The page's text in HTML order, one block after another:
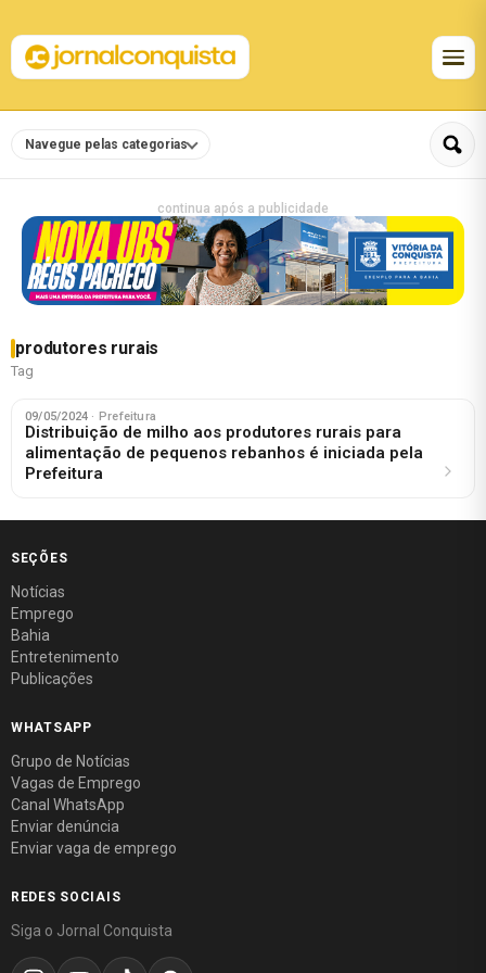
Navegue pelas categorias
continua após a publicidade
produtores rurais
Tag
09/05/2024 · Prefeitura
Distribuição de milho aos produtores rurais para
alimentação de pequenos rebanhos é iniciada pela
Prefeitura
SEÇÕES
Notícias
Emprego
Bahia
Entretenimento
Publicações
WHATSAPP
Grupo de Notícias
Vagas de Emprego
Canal WhatsApp
Enviar denúncia
Enviar vaga de emprego
REDES SOCIAIS
Siga o Jornal Conquista